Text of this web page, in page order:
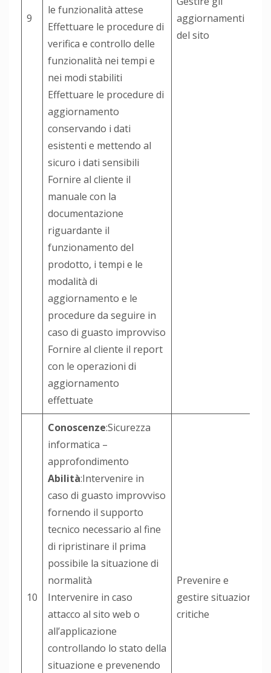
9
le funzionalità attese
Effettuare le procedure di
verifica e controllo delle
funzionalità nei tempi e
nei modi stabiliti
Effettuare le procedure di
aggiornamento
conservando i dati
esistenti e mettendo al
sicuro i dati sensibili
Fornire al cliente il
manuale con la
documentazione
riguardante il
funzionamento del
prodotto, i tempi e le
modalità di
aggiornamento e le
procedure da seguire in
caso di guasto improvviso
Fornire al cliente il report
con le operazioni di
aggiornamento
effettuate
aggiornamenti
del sito
10
Conoscenze:Sicurezza
informatica –
approfondimento
Abilità:Intervenire in
caso di guasto improvviso
fornendo il supporto
tecnico necessario al fine
di ripristinare il prima
possibile la situazione di
normalità
Intervenire in caso
attacco al sito web o
all’applicazione
controllando lo stato della
situazione e prevenendo
Prevenire e
gestire situazioni
critiche